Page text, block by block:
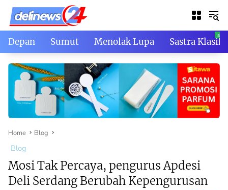
Skip
content
Depan Sumut Menolak Lupa Sastra Klasik
Home Blog
Blog
Mosi Tak Percaya, pengurus Apdesi
Deli Serdang Berubah Kepengurusan